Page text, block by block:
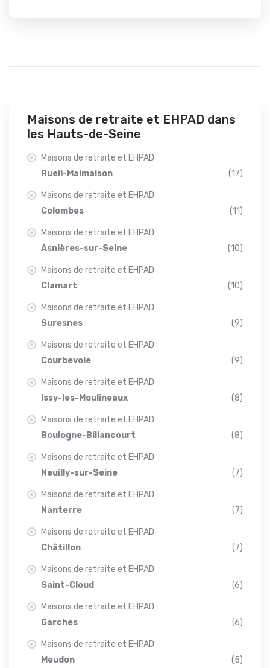
Maisons de retraite et EHPAD dans
les Hauts-de-Seine
Maisons de retraite et EHPAD
Rueil-Malmaison
(17)
Maisons de retraite et EHPAD
Colombes
(11)
Maisons de retraite et EHPAD
Asnières-sur-Seine
(10)
Maisons de retraite et EHPAD
Clamart
(10)
Maisons de retraite et EHPAD
Suresnes
(9)
Maisons de retraite et EHPAD
Courbevoie
(9)
Maisons de retraite et EHPAD
Issy-les-Moulineaux
(8)
Maisons de retraite et EHPAD
Boulogne-Billancourt
(8)
Maisons de retraite et EHPAD
Neuilly-sur-Seine
(7)
Maisons de retraite et EHPAD
Nanterre
(7)
Maisons de retraite et EHPAD
Châtillon
(7)
Maisons de retraite et EHPAD
Saint-Cloud
(6)
Maisons de retraite et EHPAD
Garches
(6)
Maisons de retraite et EHPAD
Meudon
(5)